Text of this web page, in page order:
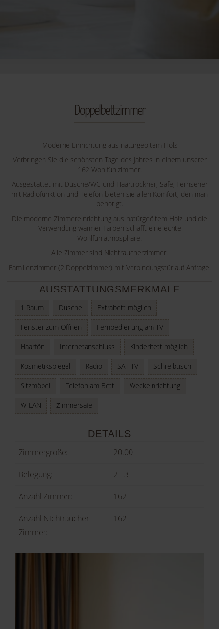
Doppelbettzimmer
Moderne Einrichtung aus naturgeöltem Holz
Verbringen Sie die schönsten Tage des Jahres in einem unserer
162 Wohlfühlzimmer.
Ausgestattet mit Dusche/WC und Haartrockner, Safe, Fernseher
mit Radiofunktion und Telefon bieten sie allen Komfort, den man
benötigt.
Die moderne Zimmereinrichtung aus natürgeöltem Holz und die
Verwendung warmer Farben schafft eine echte
Wohlfühlatmosphäre.
Alle Zimmer sind Nichtraucherzimmer.
Familienzimmer (2 Doppelzimmer) mit Verbindungstür auf Anfrage.
AUSSTATTUNGSMERKMALE
1 Raum Dusche Extrabett möglich
Fenster zum Öffnen Fernbedienung am TV
Haarfön Internetanschluss Kinderbett möglich
Kosmetikspiegel Radio SAT-TV Schreibtisch
Sitzmöbel Telefon am Bett Weckeinrichtung
W-LAN Zimmersafe
DETAILS
Zimmergröße:
20.00
Belegung: 2 - 3
Anzahl Zimmer: 162
Anzahl Nichtraucher
Zimmer:
162